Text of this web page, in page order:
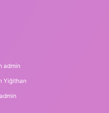
admin
Yiğithan
admin